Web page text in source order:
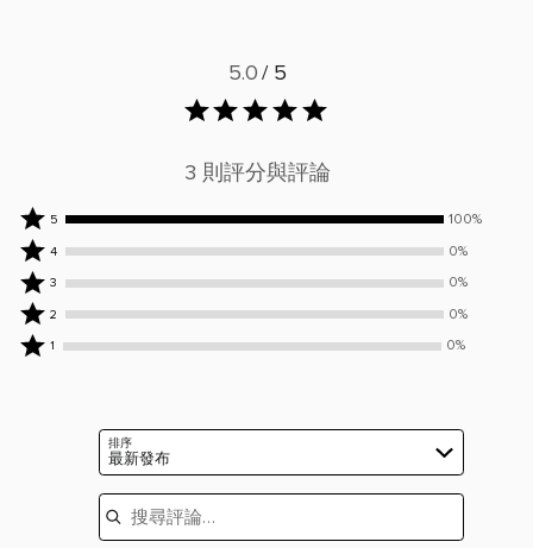
5.0 / 5
3 則評分與評論
100%
位
評
論
者
評
5 100%
0%
位
評
論
者
4 0%
0%
位
評
論
3 0%
0%
位
評
2 0%
0% 1 0%
排序
最新發布
搜尋評論